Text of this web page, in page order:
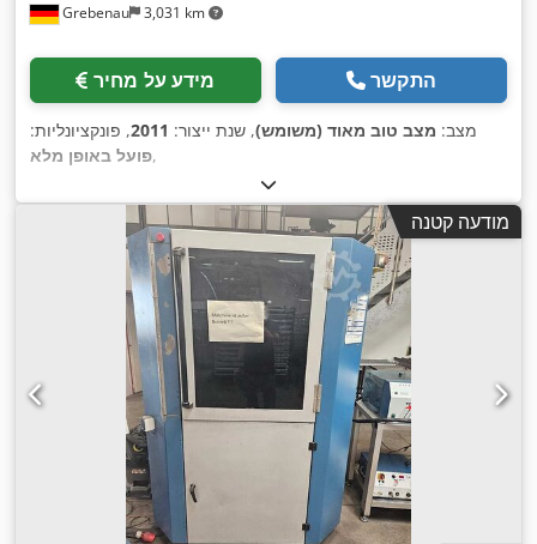
Grebenau 3,031 km
מידע על מחיר התקשר
מצב: מצב טוב מאוד (משומש), שנת ייצור: 2011, פונקציונליות:
פועל באופן מלא,
מודעה קטנה